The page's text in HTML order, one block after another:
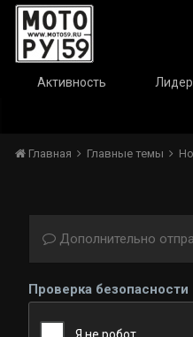
Активность
Главная Главные темы
Дополнительно
Проверка безопасности